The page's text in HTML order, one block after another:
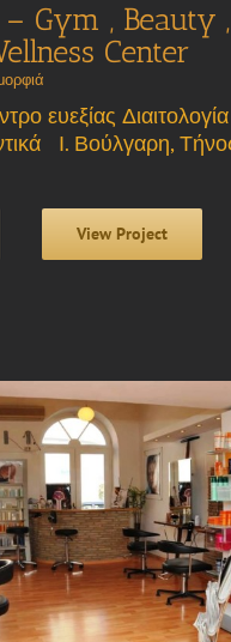
Gym , Beauty ,
Center
ευεξίας Διαιτολογία
Ι. Βούλγαρη,
View Project